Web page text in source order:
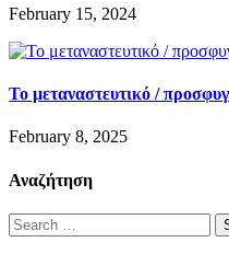
February 15, 2024
Το μεταναστευτικό /
February 8, 2025
Αναζήτηση
Search
for: